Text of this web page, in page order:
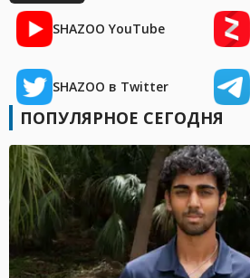
SHAZOO YouTube
SHAZOO в Twitter
ПОПУЛЯРНОЕ СЕГОДНЯ